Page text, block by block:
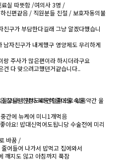
생하는 것들은
됩니다.
다만, 중절을 해야
고민은 천천히 결정
한 20대가
실 따뜻함 /여의사 3명 /
신편같음 / 직원분들 친절 / 보호자동의불
한다길래 그냥 알겠다했습니
랑 주사가 많은편이라 하시더라구요
건 다 맞으려고했던거같습니다..
참을만한정도로 간헐적으로 있음
고나니 점차 복통이 줄어듬 속은 약간 울
간에 뉴케어 미니1개먹음
대신먹어도됩니당 수술전에 미리
바꿈 /
어들어 나가서 밥먹고 집에와서
깨지도 않고 아침까지 푹잠